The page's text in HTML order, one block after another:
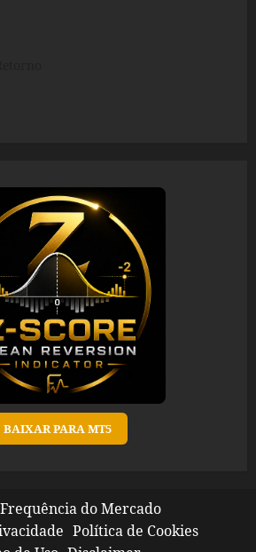
BAIXAR PARA MT5
do Mercado
Política de Cookies